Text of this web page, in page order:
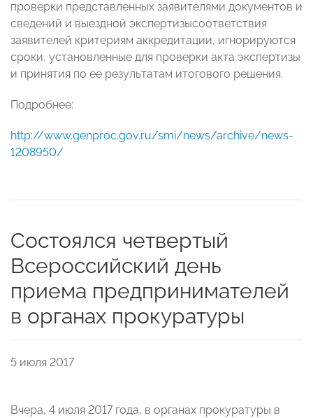
проверки представленных заявителями документов и
сведений и выездной экспертизысоответствия
заявителей критериям аккредитации, игнорируются
сроки, установленные для проверки акта экспертизы
и принятия по ее результатам итогового решения.
Подробнее:
http://www.genproc.gov.ru/smi/news/archive/news-
1208950/
Состоялся четвертый
Всероссийский день
приема предпринимателей
в органах прокуратуры
5 июля 2017
Вчера, 4 июля 2017 года, в органах прокуратуры в